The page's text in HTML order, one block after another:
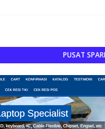
PUSAT